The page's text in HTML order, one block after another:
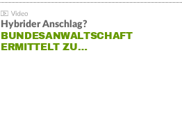
Hybrider Anschlag?
BUNDESANWALTSCHAFT
ERMITTELT ZU…